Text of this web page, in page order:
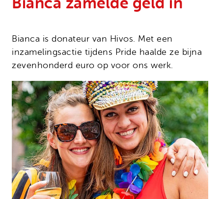
Bianca is donateur van Hivos. Met een
inzamelingsactie tijdens Pride haalde ze bijna
zevenhonderd euro op voor ons werk.
Noodfonds voor activisten
Onze successen
Veelgestelde vragen
Contact